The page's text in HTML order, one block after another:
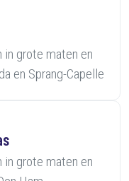
grote maten en
en Sprang-Capelle
grote maten en